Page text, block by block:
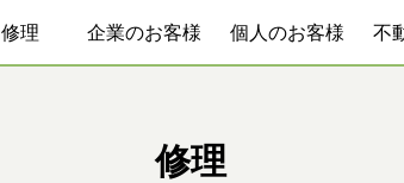
修理 企業のお客様 個人のお客様 不
修理